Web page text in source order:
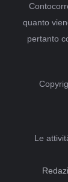
quanto
pertanto
Le